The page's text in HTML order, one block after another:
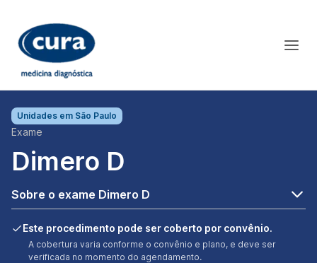
Unidades em São Paulo
Exame
Dimero D
Sobre o exame Dimero D
Este procedimento pode ser coberto por convênio.
A cobertura varia conforme o convênio e plano, e deve ser
verificada no momento do agendamento.